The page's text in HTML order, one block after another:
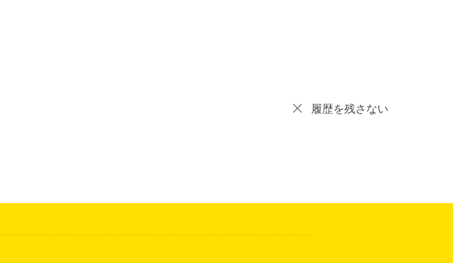
履歴を残さない